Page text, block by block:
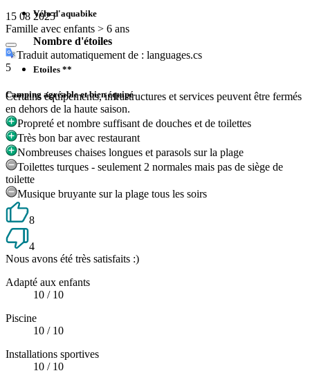
Vélo d'aquabike
Nombre d'étoiles
Etoiles **
Certains équipements, infrastructures et services peuvent être fermés
en dehors de la haute saison.
15 08 2025
Famille avec enfants > 6 ans
Traduit automatiquement de : languages.cs
5
Camping agréable et bien équipé
Propreté et nombre suffisant de douches et de toilettes
Très bon bar avec restaurant
Nombreuses chaises longues et parasols sur la plage
Toilettes turques - seulement 2 normales mais pas de siège de
toilette
Musique bruyante sur la plage tous les soirs
8
4
Nous avons été très satisfaits :)
Adapté aux enfants
10 / 10
Piscine
10 / 10
Installations sportives
10 / 10